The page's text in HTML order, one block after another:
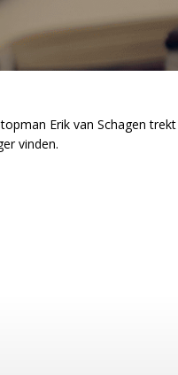
Erik van Schagen
vinden.